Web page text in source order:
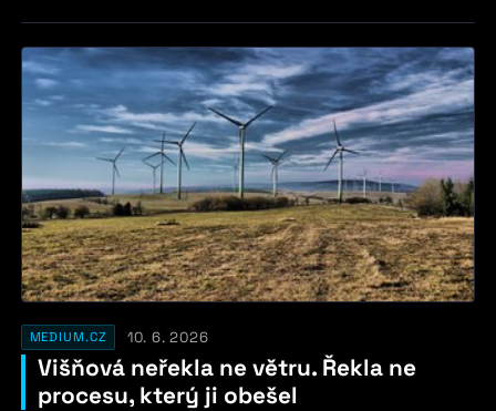
MEDIUM.CZ 10. 6. 2026
Višňová neřekla ne větru. Řekla ne
procesu, který ji obešel